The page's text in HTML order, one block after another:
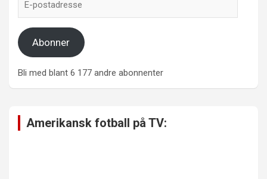
postadresse
Abonner
Bli med blant 6 177 andre abonnenter
Amerikansk fotball på TV: